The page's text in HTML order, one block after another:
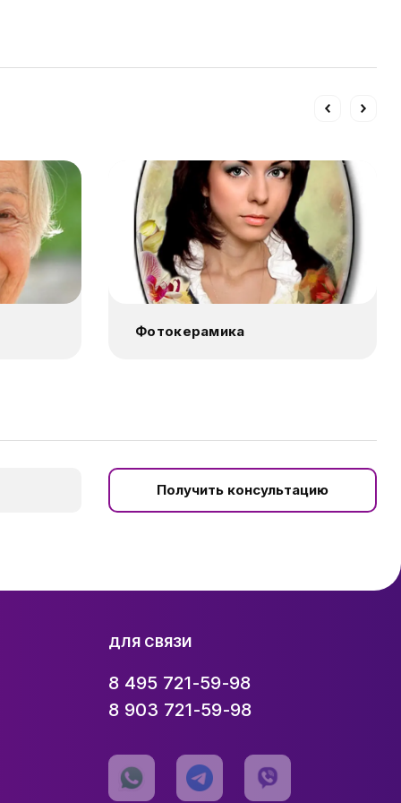
Фотокерамика
Получить консультацию
ДЛЯ СВЯЗИ
8 495 721-59-98
8 903 721-59-98